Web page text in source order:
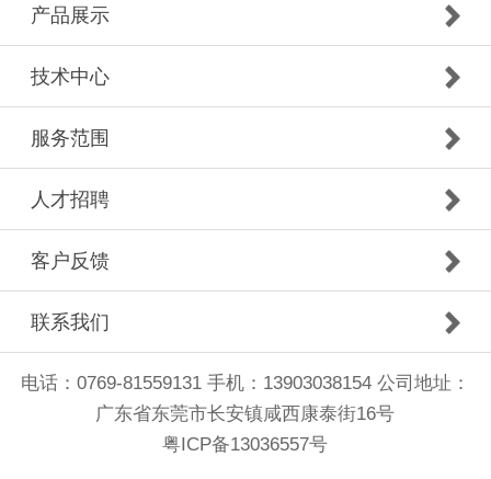
产品展示
技术中心
服务范围
人才招聘
客户反馈
联系我们
电话：0769-81559131 手机：13903038154 公司地址：
广东省东莞市长安镇咸西康泰街16号
粤ICP备13036557号